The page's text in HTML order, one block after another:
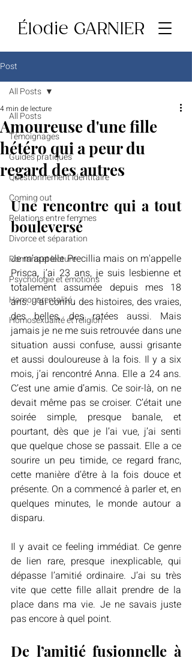
Élodie GARNIER
Post
All Posts
Témoignages
Guides pratiques
Questionnement identitaire
Coming out
Relations entre femmes
Divorce et séparation
Romans et lecture
Psychologie et émotions
Homoparentalité
Homosexualité et religion
All Posts
Amoureuse d'une fille
hétéro qui a peur du
regard des autres
4 min de lecture
Une rencontre qui a tout
bouleversé
Je m’appelle Precillia mais on m'appelle
Prisca, j’ai 23 ans, je suis lesbienne et
totalement assumée depuis mes 18
ans. J’ai connu des histoires, des vraies,
des belles, des ratées aussi. Mais
jamais je ne me suis retrouvée dans une
situation aussi confuse, aussi grisante
et aussi douloureuse à la fois. Il y a six
mois, j’ai rencontré Anna. Elle a 24 ans.
C’est une amie d’amis. Ce soir-là, on ne
devait même pas se croiser. C’était une
soirée simple, presque banale, et
pourtant, dès que je l’ai vue, j’ai senti
que quelque chose se passait. Elle a ce
sourire un peu timide, ce regard franc,
cette manière d’être à la fois douce et
présente. On a commencé à parler et, en
quelques minutes, le monde autour a
disparu.
Il y avait ce feeling immédiat. Ce genre
de lien rare, presque inexplicable, qui
dépasse l’amitié ordinaire. J’ai su très
vite que cette fille allait prendre de la
place dans ma vie. Je ne savais juste
pas encore à quel point.
De l’amitié fusionnelle à